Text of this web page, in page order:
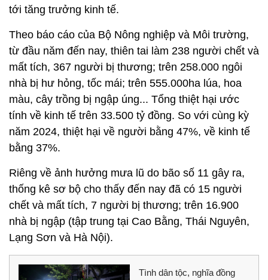
tới tăng trưởng kinh tế.
Theo báo cáo của Bộ Nông nghiệp và Môi trường,
từ đầu năm đến nay, thiên tai làm 238 người chết và
mất tích, 367 người bị thương; trên 258.000 ngôi
nhà bị hư hỏng, tốc mái; trên 555.000ha lúa, hoa
màu, cây trồng bị ngập úng... Tổng thiệt hại ước
tính về kinh tế trên 33.500 tỷ đồng. So với cùng kỳ
năm 2024, thiệt hại về người bằng 47%, về kinh tế
bằng 37%.
Riêng về ảnh hưởng mưa lũ do bão số 11 gây ra,
thống kê sơ bộ cho thấy đến nay đã có 15 người
chết và mất tích, 7 người bị thương; trên 16.900
nhà bị ngập (tập trung tại Cao Bằng, Thái Nguyên,
Lạng Sơn và Hà Nội).
Tình dân tộc, nghĩa đồng